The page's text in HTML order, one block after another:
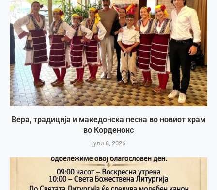
Вера, традиција и македонска песна во новиот храм
во Корденонс
јули 8, 2026